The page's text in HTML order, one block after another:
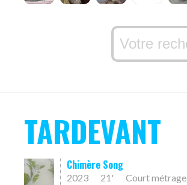
TARDEVANT
Chimère Song
2023 21' Court métrage